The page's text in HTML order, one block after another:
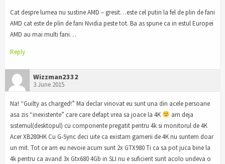
Cat despre lumea nu sustine AMD – gresit…este cel putin la fel de plin de fani
AMD cat este de plin de fani Nvidia peste tot. Ba as spune ca in estul Europei
AMD au mai multi fani…
Reply
Wizzman2332
3 June 2015
Na! “Guilty as charged!” Ma declar vinovat eu sunt una din acele persoane
asa zis “inexistente” care care defapt vrea sa joace la 4K
am deja
sistemul(desktopul) cu componente pregatit pentru 4k si monitorul de 4K
Acer XB280HK Cu G-Sync deci uite ca existam gamerii de 4K nu suntem doar
un mit. Tot ce am eu nevoie acum sunt 2x GTX980 Ti ca sa pot juca bine la
4k pentru ca avand 3x Gtx680 4Gb in SLI nu e suficient sunt acolo undeva o